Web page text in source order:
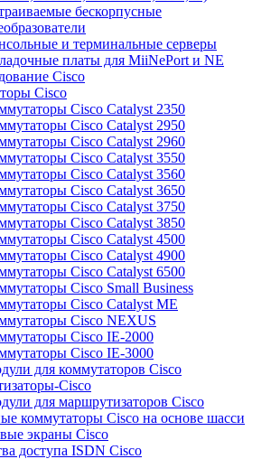
бескорпусные
и терминальные серверы
платы для MiiNePort и NE
Cisco
Cisco
Cisco Catalyst 2350
Cisco Catalyst 2950
Cisco Catalyst 2960
Cisco Catalyst 3550
Cisco Catalyst 3560
Cisco Catalyst 3650
Cisco Catalyst 3750
Cisco Catalyst 3850
Cisco Catalyst 4500
Cisco Catalyst 4900
Cisco Catalyst 6500
Cisco Small Business
Cisco Catalyst ME
Cisco NEXUS
Cisco IE-2000
Cisco IE-3000
для коммутаторов Cisco
Cisco
для маршрутизаторов Cisco
коммутаторы Cisco на основе шасси
экраны Cisco
доступа ISDN Cisco